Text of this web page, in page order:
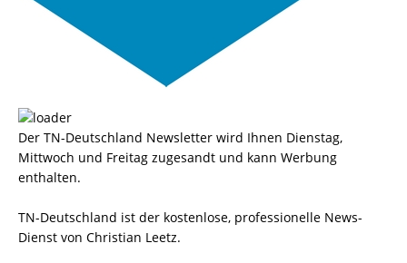
Der TN-Deutschland Newsletter wird Ihnen Dienstag,
Mittwoch und Freitag zugesandt und kann Werbung
enthalten.
TN-Deutschland ist der kostenlose, professionelle News-
Dienst von Christian Leetz.